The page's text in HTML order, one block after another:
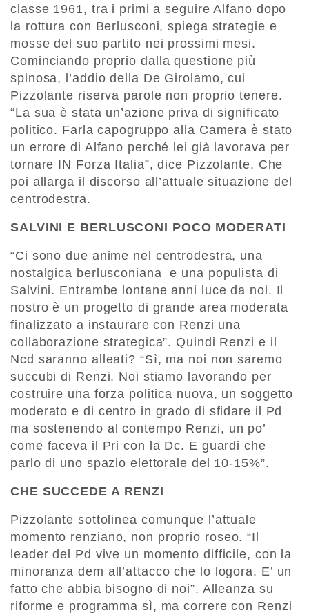
classe 1961, tra i primi a seguire Alfano dopo
la rottura con Berlusconi, spiega strategie e
mosse del suo partito nei prossimi mesi.
Cominciando proprio dalla questione più
spinosa, l’addio della De Girolamo, cui
Pizzolante riserva parole non proprio tenere.
“La sua è stata un’azione priva di significato
politico. Farla capogruppo alla Camera è stato
un errore di Alfano perché lei già lavorava per
tornare IN Forza Italia”, dice Pizzolante. Che
poi allarga il discorso all’attuale situazione del
centrodestra.
SALVINI E BERLUSCONI POCO MODERATI
“Ci sono due anime nel centrodestra, una
nostalgica berlusconiana e una populista di
Salvini. Entrambe lontane anni luce da noi. Il
nostro è un progetto di grande area moderata
finalizzato a instaurare con Renzi una
collaborazione strategica”. Quindi Renzi e il
Ncd saranno alleati? “Sì, ma noi non saremo
succubi di Renzi. Noi stiamo lavorando per
costruire una forza politica nuova, un soggetto
moderato e di centro in grado di sfidare il Pd
ma sostenendo al contempo Renzi, un po’
come faceva il Pri con la Dc. E guardi che
parlo di uno spazio elettorale del 10-15%”.
CHE SUCCEDE A RENZI
Pizzolante sottolinea comunque l’attuale
momento renziano, non proprio roseo. “Il
leader del Pd vive un momento difficile, con la
minoranza dem all’attacco che lo logora. E’ un
fatto che abbia bisogno di noi”. Alleanza su
riforme e programma sì, ma correre con Renzi